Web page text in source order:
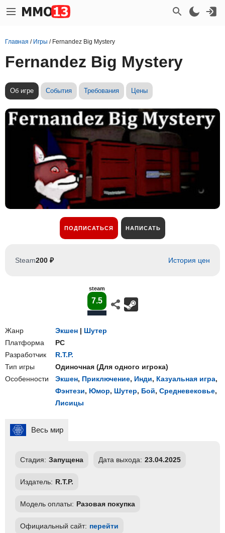
Главная / Игры / Fernandez Big Mystery
Fernandez Big Mystery
Об игре События Требования Цены
ПОДПИСАТЬСЯ НАПИСАТЬ
Steam200 ₽ История цен
steam
7.5
Жанр Экшен | Шутер
Платформа
PC
Разработчик
R.T.P.
Тип игры
Одиночная (Для одного игрока)
Особенности
Экшен, Приключение, Инди, Казуальная игра,
Фэнтези, Юмор, Шутер, Бой, Средневековье,
Лисицы
Весь мир
Стадия: Запущена Дата выхода: 23.04.2025
Издатель: R.T.P.
Модель оплаты: Разовая покупка
Официальный сайт: перейти